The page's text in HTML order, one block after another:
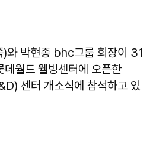
와 박현종 bhc그룹 회장이 31
데월드 웰빙센터에 오픈한
센터 개소식에 참석하고 있